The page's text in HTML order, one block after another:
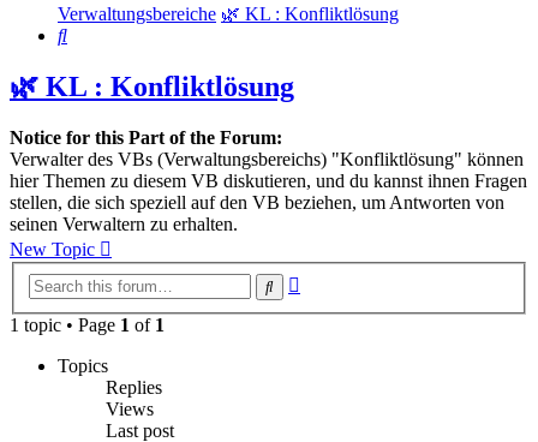
Verwaltungsbereiche 🌿 KL : Konfliktlösung
Search
🌿 KL : Konfliktlösung
Notice for this Part of the Forum:
Verwalter des VBs (Verwaltungsbereichs) "Konfliktlösung" können
hier Themen zu diesem VB diskutieren, und du kannst ihnen Fragen
stellen, die sich speziell auf den VB beziehen, um Antworten von
seinen Verwaltern zu erhalten.
New Topic
Search
1 topic • Page 1 of 1
Topics
Replies
Views
Last post